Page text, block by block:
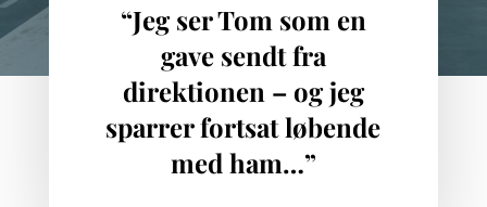
“Jeg ser Tom som en
gave sendt fra
direktionen – og jeg
sparrer fortsat løbende
med ham…”